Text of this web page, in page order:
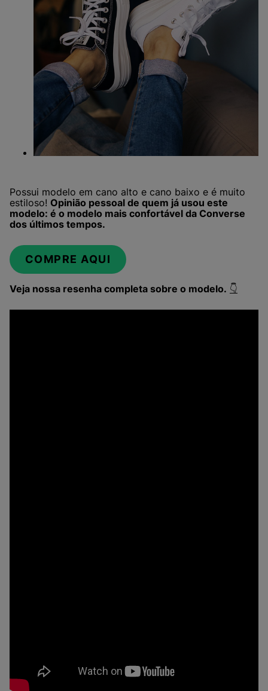
Possui modelo em cano alto e cano baixo e é muito
estiloso! Opinião pessoal de quem já usou este
modelo: é o modelo mais confortável da Converse
dos últimos tempos.
COMPRE AQUI
Veja nossa resenha completa sobre o modelo. 👇